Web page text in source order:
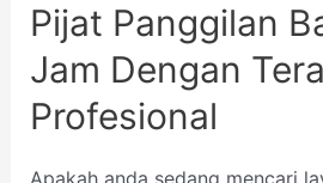
Pijat Panggilan
Jam Dengan
Profesional